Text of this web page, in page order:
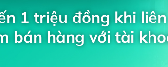
1 triệu đồng khi liên
bán hàng với tài